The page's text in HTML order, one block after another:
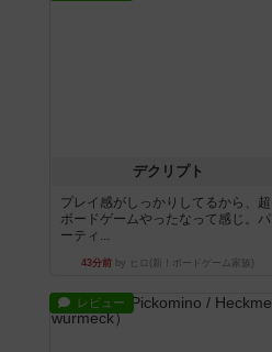
デクリプト
プレイ感がしっかりしてるから、超
ボードゲームやったなって感じ。パ
ーティ...
43分前 by ヒロ(新！ボードゲーム家族)
レビュー